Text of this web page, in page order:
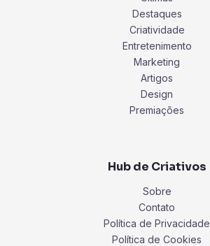
Destaques
Criatividade
Entretenimento
Marketing
Artigos
Design
Premiações
Hub de Criativos
Sobre
Contato
Política de Privacidade
Política de Cookies